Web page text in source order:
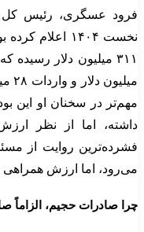
فرود عسگری، رئیس کل
داشته، اما از نظر
فشرده‌ترین روایت از
می‌رود، اما ارزش همراهی
چرا صادرات حجیم، الزاماً